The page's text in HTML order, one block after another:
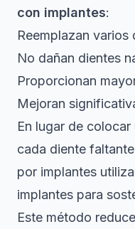
con implantes:
Reemplazan varios
No dañan dientes
Proporcionan
Mejoran
En lugar de
cada diente
por implantes
implantes para
Este método